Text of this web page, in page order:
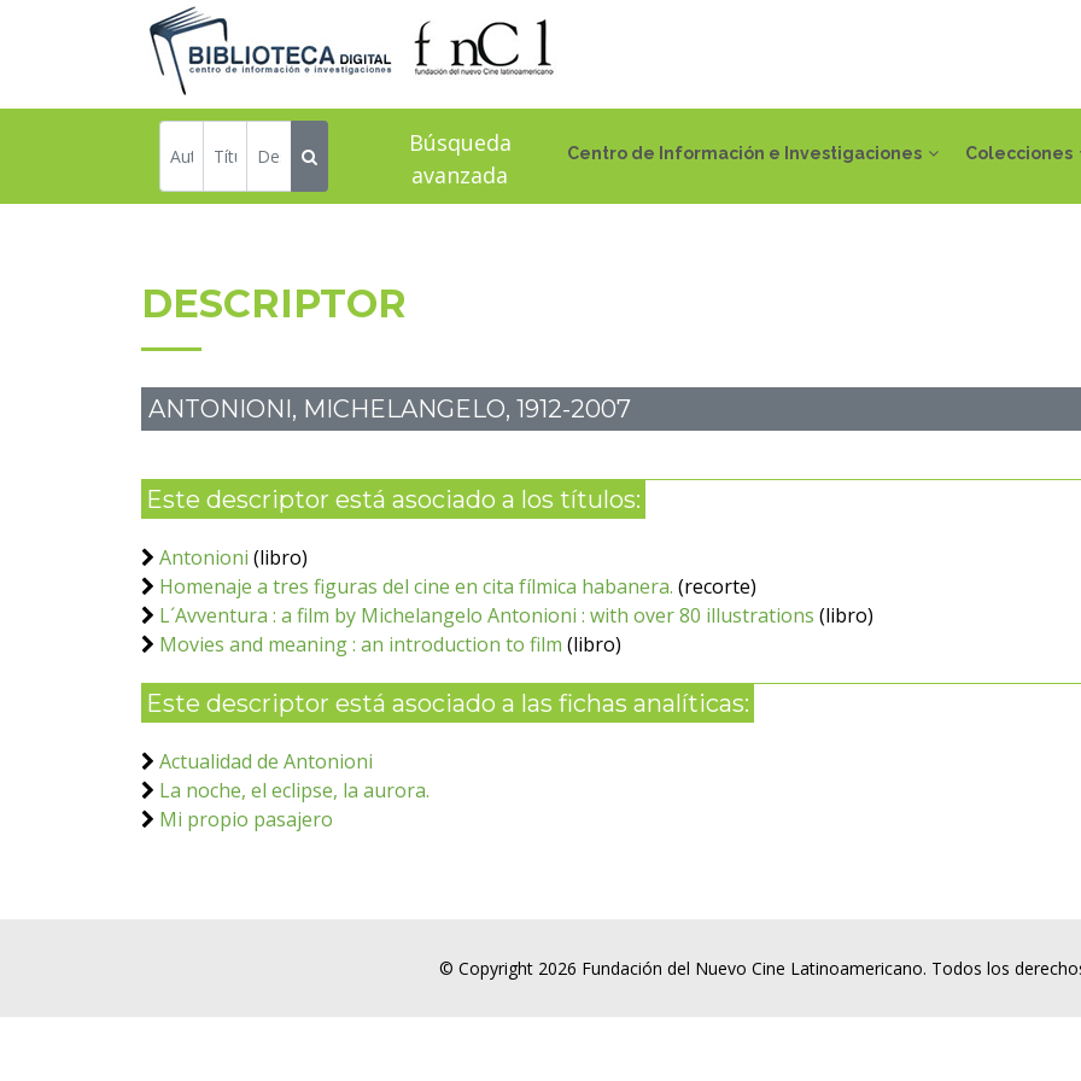
Centro de Información e Investigaciones Colecciones
Búsqueda
avanzada
DESCRIPTOR
ANTONIONI, MICHELANGELO, 1912-2007
Este descriptor está asociado a los títulos:
Antonioni (libro)
Homenaje a tres figuras del cine en cita fílmica habanera. (recorte)
L´Avventura : a film by Michelangelo Antonioni : with over 80 illustrations (libro)
Movies and meaning : an introduction to film (libro)
Este descriptor está asociado a las fichas analíticas:
Actualidad de Antonioni
La noche, el eclipse, la aurora.
Mi propio pasajero
© Copyright 2026 Fundación del Nuevo Cine Latinoamericano. Todos los